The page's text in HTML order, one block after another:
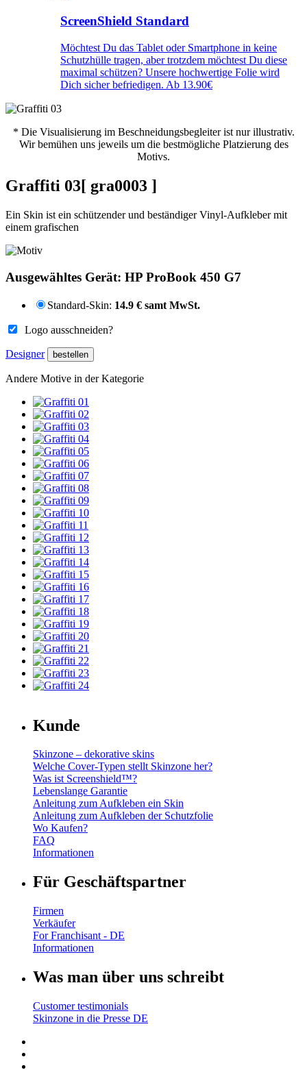
ScreenShield Standard
Möchtest Du das Tablet oder Smartphone in keine
Schutzhülle tragen, aber trotzdem möchtest Du diese
maximal schützen? Unsere hochwertige Folie wird
Dich sicher befriedigen. Ab 13.90€
* Die Visualisierung im Beschneidungsbegleiter ist nur illustrativ.
Wir bemühen uns jeweils um die bestmögliche Platzierung des
Motivs.
Graffiti 03[ gra0003 ]
Ein Skin ist ein schützender und beständiger Vinyl-Aufkleber mit
einem grafischen
Ausgewähltes Gerät: HP ProBook 450 G7
Standard-Skin: 14.9 € samt MwSt.
Logo ausschneiden?
Designer
Andere Motive in der Kategorie
Kunde
Skinzone – dekorative skins
Welche Cover-Typen stellt Skinzone her?
Was ist Screenshield™?
Lebenslange Garantie
Anleitung zum Aufkleben ein Skin
Anleitung zum Aufkleben der Schutzfolie
Wo Kaufen?
FAQ
Informationen
Für Geschäftspartner
Firmen
Verkäufer
For Franchisant - DE
Informationen
Was man über uns schreibt
Customer testimonials
Skinzone in die Presse DE